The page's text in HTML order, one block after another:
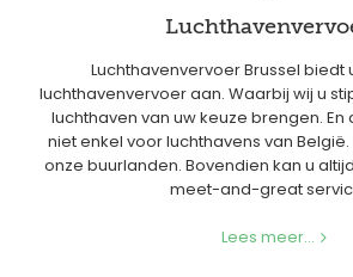
Luchthavenvervoer Brussel biedt
luchthavenvervoer aan. Waarbij wij u
luchthaven van uw keuze brengen.
niet enkel voor luchthavens van
onze buurlanden. Bovendien kan u
meet-and-great
Lees meer...